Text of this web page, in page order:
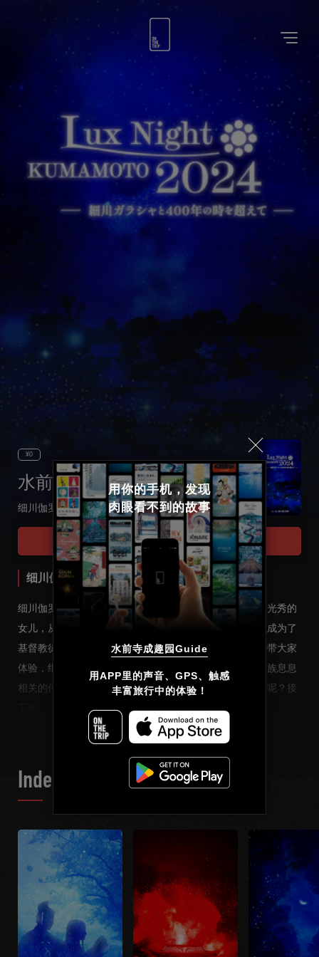
¥0
水前寺成趣园
细川伽罗奢和穿越400 年的时空
Tour Start
用你的手机，发现
肉眼看不到的故事
水前寺成趣园Guide
用APP里的声音、GPS、触感
丰富旅行中的体验！
细川伽罗奢和穿越400 年的时空
细川伽罗奢，被传是日本战国时代的绝世美女。身为明智光秀的
女儿，从幸福的生活，经历了命运多舛的人生。她为什么成为了
基督教徒？等待她的悲壮的结局会是什么？本语音向导将带大家
体验，继承了伽罗奢血脉的这片土地上发生的，与细川家族息息
相关的传奇故事。当你知道了这些故事，会有怎样的感受呢？接
下来，请通过手机聆听详细的故事讲解。
Index List
Select language
日本語
English
简体中文
Français